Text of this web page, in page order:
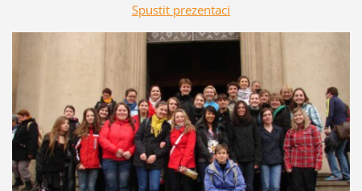
Spustit prezentaci